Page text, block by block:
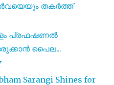
തകർത്ത്
പ്രഫഷണൽ
പൈല...
Sarangi Shines for